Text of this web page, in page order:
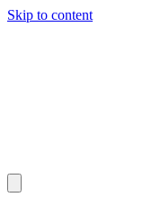
Skip to content